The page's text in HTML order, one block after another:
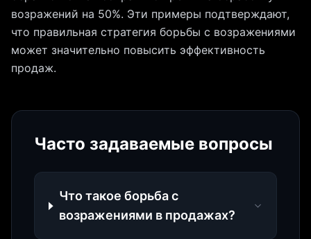
возражений на 50%. Эти примеры подтверждают,
что правильная стратегия борьбы с возражениями
может значительно повысить эффективность
продаж.
Часто задаваемые вопросы
Что такое борьба с
возражениями в продажах?